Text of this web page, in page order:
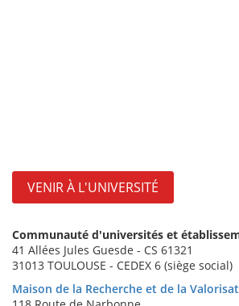
VENIR À L'UNIVERSITÉ
Communauté d'universités et
41 Allées Jules Guesde - CS 61321
31013 TOULOUSE - CEDEX 6 (siège social)
Maison de la Recherche et de la